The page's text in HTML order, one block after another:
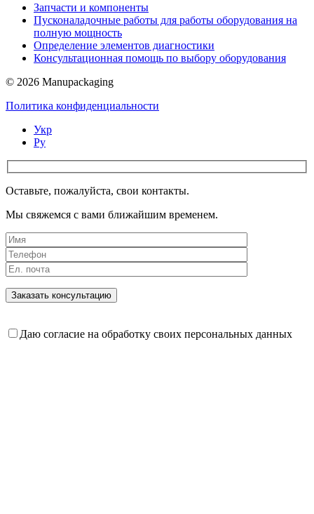
Запчасти и компоненты
Пусконаладочные работы для работы оборудования на
полную мощность
Определение элементов диагностики
Консультационная помощь по выбору оборудования
© 2026 Manupackaging
Политика конфиденциальности
Укр
Ру
Оставьте, пожалуйста, свои контакты.
Мы свяжемся с вами ближайшим временем.
Даю согласие на обработку своих персональных данных